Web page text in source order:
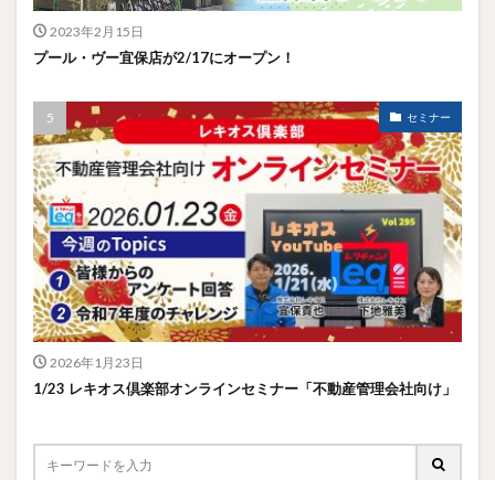
2023年2月15日
プール・ヴー宜保店が2/17にオープン！
セミナー
2026年1月23日
1/23 レキオス倶楽部オンラインセミナー「不動産管理会社向け」